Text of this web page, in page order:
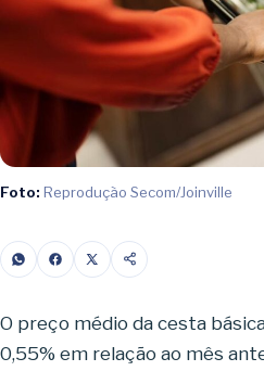
Foto: Reprodução Secom/Joinville
O preço médio da cesta
0,55% em relação ao mês